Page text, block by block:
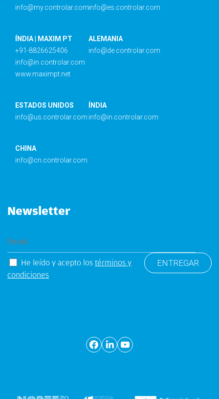
info@my.controlar.cominfo@es.controlar.com
ÍNDIA | MAXIM PT
+91-8826625406
info@in.controlar.com
www.maximpt.net
ALEMANIA
info@de.controlar.com
ESTADOS UNIDOS
info@us.controlar.com
ÍNDIA
info@in.controlar.com
CHINA
info@cn.controlar.com
Newsletter
He leído y acepto los términos y
condiciones